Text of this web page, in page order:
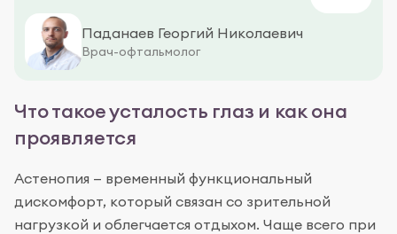
Паданаев Георгий Николаевич
Врач-офтальмолог
Что такое усталость глаз и как она
проявляется
Астенопия — временный функциональный
дискомфорт, который связан со зрительной
нагрузкой и облегчается отдыхом. Чаще всего при